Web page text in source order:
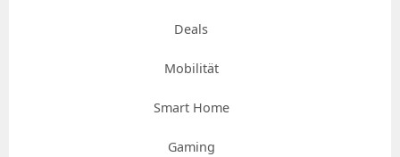
Deals
Mobilität
Smart Home
Gaming